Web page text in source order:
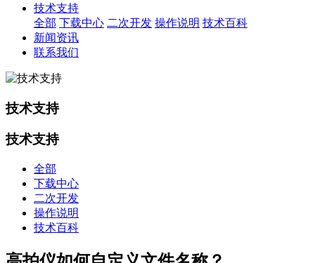
技术支持
全部 下载中心 二次开发 操作说明 技术百科
新闻资讯
联系我们
技术支持
技术支持
全部
下载中心
二次开发
操作说明
技术百科